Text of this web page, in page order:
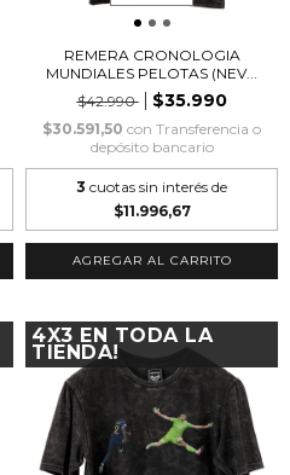
REMERA CRONOLOGIA
MUNDIALES PELOTAS (NEV...
$42.990
$35.990
$30.591,50 con Transferencia o
depósito bancario
3 cuotas sin interés de
$11.996,67
AGREGAR AL CARRITO
4X3 EN TODA LA
TIENDA!